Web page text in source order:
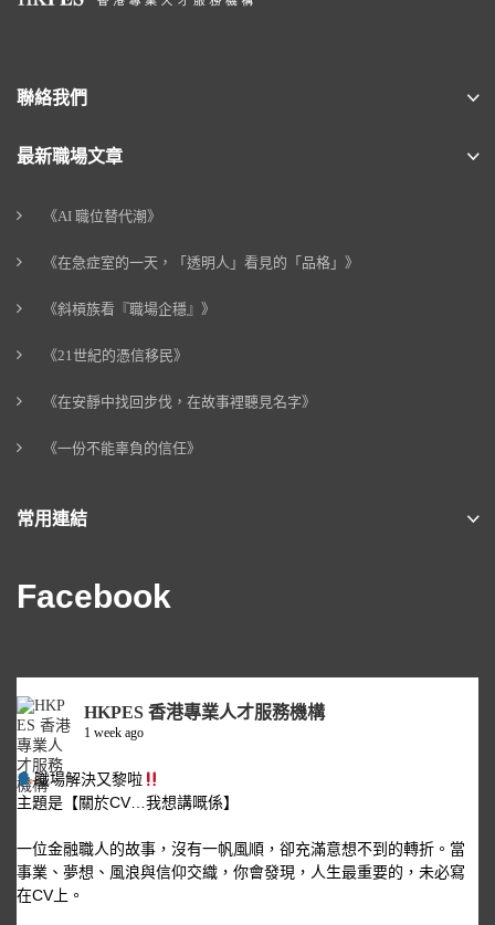
聯絡我們
最新職場文章
《AI 職位替代潮》
《在急症室的一天，「透明人」看見的「品格」》
《斜槓族看『職場企穩』》
《21世紀的憑信移民》
《在安靜中找回步伐，在故事裡聽見名字》
《一份不能辜負的信任》
常用連結
Facebook
HKPES 香港專業人才服務機構
1 week ago
職場解決又黎啦
主題是【關於CV…我想講嘅係】
一位金融職人的故事，沒有一帆風順，卻充滿意想不到的轉折。當
事業、夢想、風浪與信仰交織，你會發現，人生最重要的，未必寫
在CV上。